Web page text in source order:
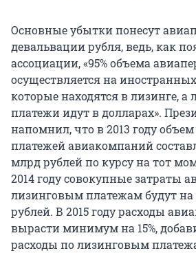
Основные убытки понесут
девальвации рубля, ведь, как
ассоциации, «95% объема
осуществляется на
которые находятся в лизинге, а
платежи идут в долларах».
напомнил, что в 2013 году
платежей авиакомпаний
млрд рублей по курсу на тот
2014 году совокупные затраты
лизинговым платежам будут на
рублей. В 2015 году расходы
вырасти минимум на 15%,
расходы по лизинговым